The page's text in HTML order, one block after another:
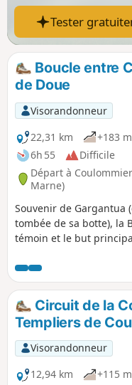
Tester
Boucle entre
de Doue
Visorandonneur
22,31 km
+183 m
6h 55
Difficile
Départ à
Marne)
Souvenir de Gargantua
tombée de sa botte), la
témoin et le but
un cimetière, une demi-
d'où l'on peut découvrir
paysages de Brie. La
boisées, et permet
de la vieille ville de
Circuit de la
Templiers de
Visorandonneur
12,94 km
+115 m